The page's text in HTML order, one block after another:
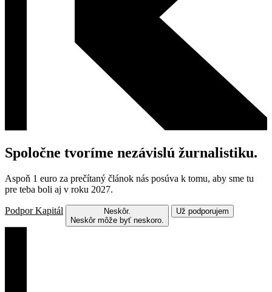
Spoločne tvoríme nezávislú žurnalistiku.
Aspoň 1 euro za prečítaný článok nás posúva k tomu, aby sme tu
pre teba boli aj v roku 2027.
Podpor Kapitál
Neskôr.
Neskôr môže byť neskoro.
Už podporujem